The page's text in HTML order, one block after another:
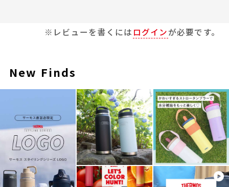
※レビューを書くには ログインが必要です。
New Finds